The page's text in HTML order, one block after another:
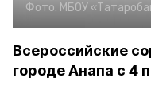
Фото: МБОУ
Всероссийские
городе Анапа с 4